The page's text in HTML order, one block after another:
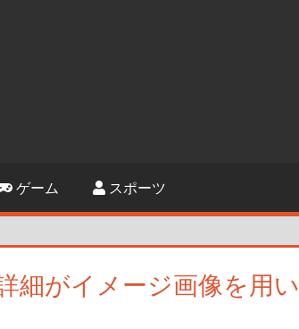
ゲーム スポーツ
細がイメージ画像を用い